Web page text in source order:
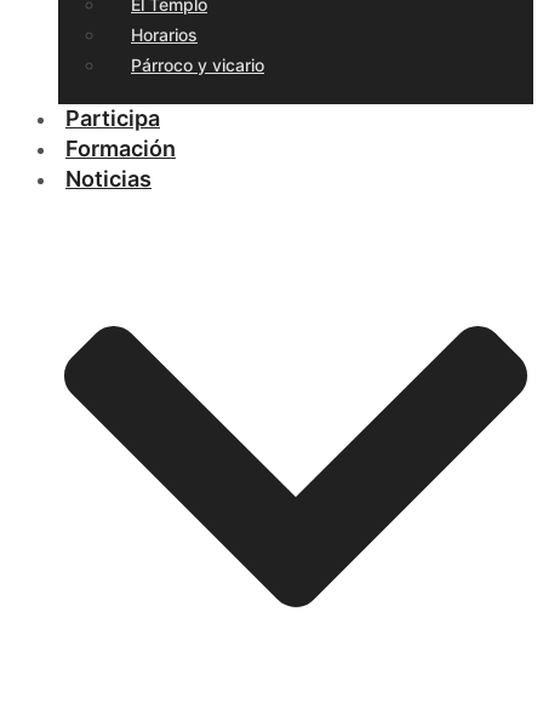
Horarios
Párroco y vicario
Participa
Formación
Noticias